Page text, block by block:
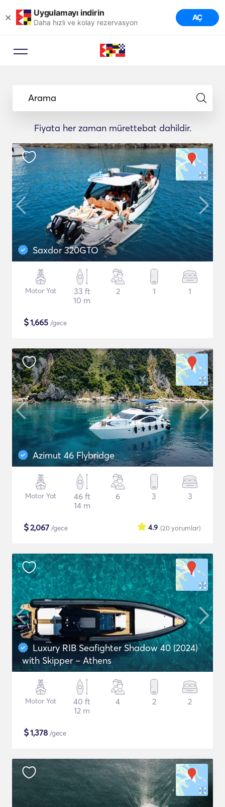
× Uygulamayı indirin
Daha hızlı ve kolay rezervasyon AÇ
Arama
Fiyata her zaman mürettebat dahildir.
Saxdor 320GTO
Motor Yat
33 ft
10 m
2 1 1
$1,665 /gece
Azimut 46 Flybridge
Motor Yat
46 ft
14 m
6 3 3
$2,067 /gece (20yorumlar)
4.9
Luxury RIB Seafighter Shadow 40 (2024)
with Skipper – Athens
Motor Yat
40 ft
12 m
4 2 2
$1,378 /gece